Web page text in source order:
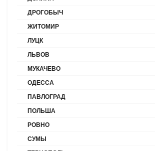
ДРОГОБЫЧ
ЖИТОМИР
ЛУЦК
ЛЬВОВ
МУКАЧЕВО
ОДЕССА
ПАВЛОГРАД
ПОЛЬША
РОВНО
СУМЫ